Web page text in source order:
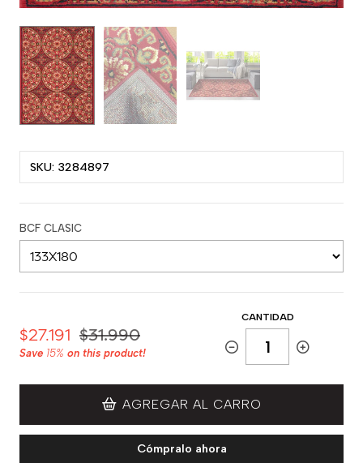
SKU: 3284897
BCF CLASIC
$27.191 $31.990
Save 15% on this product!
CANTIDAD
AGREGAR AL CARRO
Cómpralo ahora